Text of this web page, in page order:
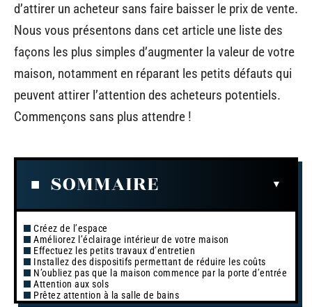
d’attirer un acheteur sans faire baisser le prix de vente.
Nous vous présentons dans cet article une liste des
façons les plus simples d’augmenter la valeur de votre
maison, notamment en réparant les petits défauts qui
peuvent attirer l’attention des acheteurs potentiels.
Commençons sans plus attendre !
SOMMAIRE
Créez de l’espace
Améliorez l’éclairage intérieur de votre maison
Effectuez les petits travaux d’entretien
Installez des dispositifs permettant de réduire les coûts
N’oubliez pas que la maison commence par la porte d’entrée
Attention aux sols
Prêtez attention à la salle de bains